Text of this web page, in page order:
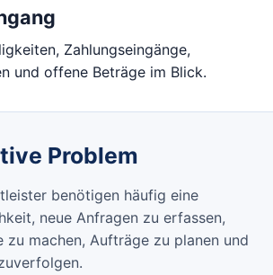
Zahlungseingänge,
und offene Beträge im Blick.
Problem
benötigen häufig eine
neue Anfragen zu erfassen,
zu machen, Aufträge zu planen und